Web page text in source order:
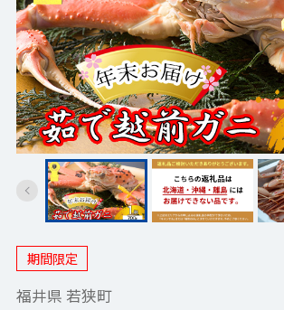
期間限定
福井県 若狭町